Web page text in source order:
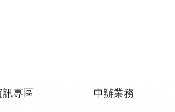
訊專區 申辦業務